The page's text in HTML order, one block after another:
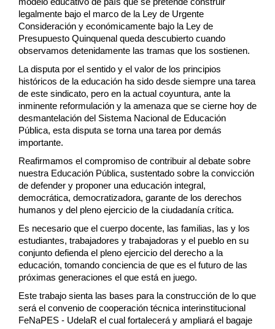
legalmente bajo el marco de la Ley de Urgente
Consideración y económicamente bajo la Ley de
Presupuesto Quinquenal queda descubierto cuando
observamos detenidamente las tramas que los sostienen.
La disputa por el sentido y el valor de los principios
históricos de la educación ha sido desde siempre una tarea
de este sindicato, pero en la actual coyuntura, ante la
inminente reformulación y la amenaza que se cierne hoy de
desmantelación del Sistema Nacional de Educación
Pública, esta disputa se torna una tarea por demás
importante.
Reafirmamos el compromiso de contribuir al debate sobre
nuestra Educación Pública, sustentado sobre la convicción
de defender y proponer una educación integral,
democrática, democratizadora, garante de los derechos
humanos y del pleno ejercicio de la ciudadanía crítica.
Es necesario que el cuerpo docente, las familias, las y los
estudiantes, trabajadores y trabajadoras y el pueblo en su
educación, tomando conciencia de que es el futuro de las
próximas generaciones el que está en juego.
Este trabajo sienta las bases para la construcción de lo que
será el convenio de cooperación técnica interinstitucional
FeNaPES - UdelaR el cual fortalecerá y ampliará el bagaje